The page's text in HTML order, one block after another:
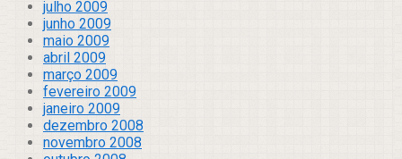
julho 2009
junho 2009
maio 2009
abril 2009
março 2009
fevereiro 2009
janeiro 2009
dezembro 2008
novembro 2008